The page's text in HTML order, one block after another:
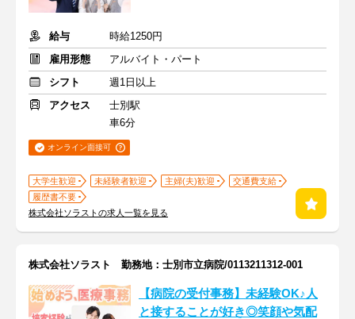
給与
時給1250円
雇用形態
アルバイト・パート
シフト
週1日以上
アクセス
士別駅
車6分
オンライン面接可
大学生歓迎 未経験者歓迎 主婦(夫)歓迎
交通費支給
履歴書不要
株式会社ソラストの求人一覧を見る
株式会社ソラスト 勤務地：士別市立病院/0113211312-001
【病院の受付事務】未経験OK♪人
と接することが好き◎笑顔や気配